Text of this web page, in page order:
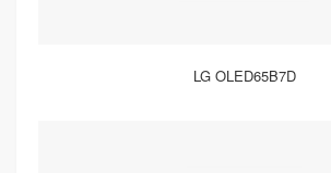
LG OLED65B7D